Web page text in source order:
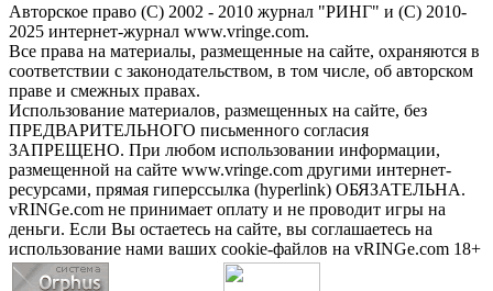
Авторское право (С) 2002 - 2010 журнал "РИНГ" и (С) 2010-
2025 интернет-журнал www.vringe.com.
Все права на материалы, размещенные на сайте, охраняются в
соответствии с законодательством, в том числе, об авторском
праве и смежных правах.
Использование материалов, размещенных на сайте, без
ПРЕДВАРИТЕЛЬНОГО письменного согласия
ЗАПРЕЩЕНО. При любом использовании информации,
размещенной на сайте www.vringe.com другими интернет-
ресурсами, прямая гиперссылка (hyperlink) ОБЯЗАТЕЛЬНА.
vRINGe.com не принимает оплату и не проводит игры на
деньги. Если Вы остаетесь на сайте, вы соглашаетесь на
использование нами ваших cookie-файлов на vRINGe.com 18+